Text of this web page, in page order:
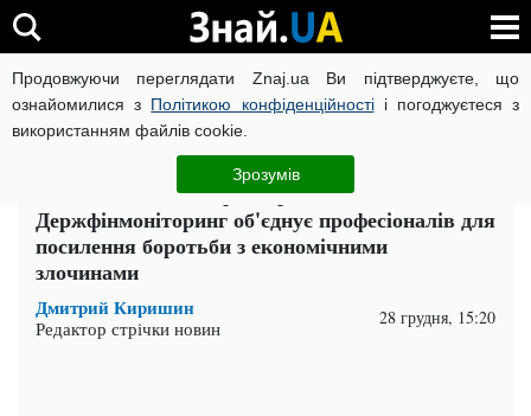
Продовжуючи переглядати Znaj.ua Ви підтверджуєте, що
ознайомилися з Політикою конфіденційностіі погоджуєтеся з
використанням файлів cookie.
Зрозумів
ВІЙНА РОСІЇ ПРОТИ УКРАЇНИ КОРОНАВІРУС В УКРАЇНІ
Економіка ЧИТАТЬ НА РУССКОМ
Нова ініціатива Ігоря Черкаського:
Держфінмоніторинг об'єднує професіоналів для
посилення боротьби з економічними
злочинами
Дмитрий Киришин
Редактор стрічки новин 28 грудня, 15:20